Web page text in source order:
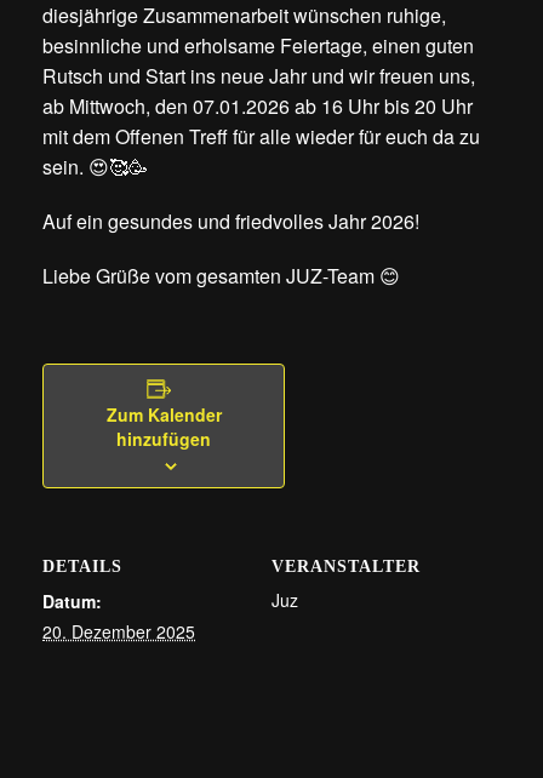
diesjährige Zusammenarbeit wünschen ruhige,
besinnliche und erholsame Feiertage, einen guten
Rutsch und Start ins neue Jahr und wir freuen uns,
ab Mittwoch, den 07.01.2026 ab 16 Uhr bis 20 Uhr
mit dem Offenen Treff für alle wieder für euch da zu
sein. 😍🥰🥳
Auf ein gesundes und friedvolles Jahr 2026!
Liebe Grüße vom gesamten JUZ-Team 😊
Zum Kalender
hinzufügen
DETAILS
Datum:
20. Dezember 2025
VERANSTALTER
Juz